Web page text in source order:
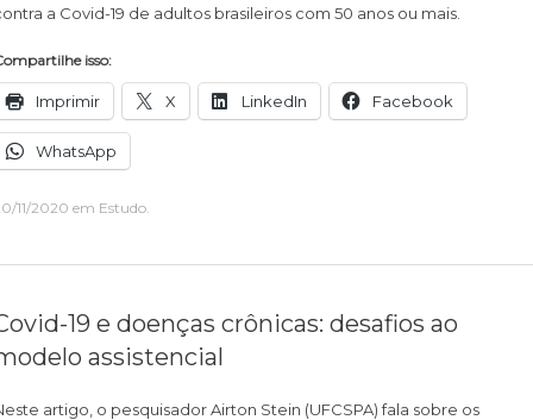
a Covid-19 de adultos brasileiros com 50 anos ou mais.
isso:
Imprimir X LinkedIn Facebook
WhatsApp
11/2020 em Estudo.
19 e doenças crônicas: desafios ao
assistencial
artigo, o pesquisador Airton Stein (UFCSPA) fala sobre os